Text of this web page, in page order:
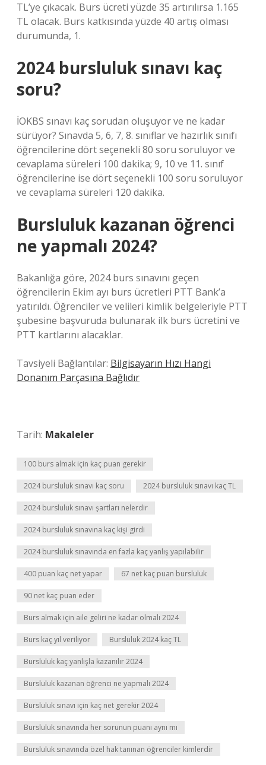
TL’ye çıkacak. Burs ücreti yüzde 35 artırılırsa 1.165
TL olacak. Burs katkısında yüzde 40 artış olması
durumunda, 1.
2024 bursluluk sınavı kaç
soru?
İOKBS sınavı kaç sorudan oluşuyor ve ne kadar
sürüyor? Sınavda 5, 6, 7, 8. sınıflar ve hazırlık sınıfı
öğrencilerine dört seçenekli 80 soru soruluyor ve
cevaplama süreleri 100 dakika; 9, 10 ve 11. sınıf
öğrencilerine ise dört seçenekli 100 soru soruluyor
ve cevaplama süreleri 120 dakika.
Bursluluk kazanan öğrenci
ne yapmalı 2024?
Bakanlığa göre, 2024 burs sınavını geçen
öğrencilerin Ekim ayı burs ücretleri PTT Bank’a
yatırıldı. Öğrenciler ve velileri kimlik belgeleriyle PTT
şubesine başvuruda bulunarak ilk burs ücretini ve
PTT kartlarını alacaklar.
Tavsiyeli Bağlantılar: Bilgisayarın Hızı Hangi
Donanım Parçasına Bağlıdır
Tarih: Makaleler
100 burs almak için kaç puan gerekir
2024 bursluluk sınavı kaç soru 2024 bursluluk sınavı kaç TL
2024 bursluluk sınavı şartları nelerdir
2024 bursluluk sınavına kaç kişi girdi
2024 bursluluk sınavında en fazla kaç yanlış yapılabilir
400 puan kaç net yapar 67 net kaç puan bursluluk
90 net kaç puan eder
Burs almak için aile geliri ne kadar olmalı 2024
Burs kaç yıl veriliyor Bursluluk 2024 kaç TL
Bursluluk kaç yanlışla kazanılır 2024
Bursluluk kazanan öğrenci ne yapmalı 2024
Bursluluk sınavı için kaç net gerekir 2024
Bursluluk sınavında her sorunun puanı aynı mı
Bursluluk sınavında özel hak tanınan öğrenciler kimlerdir